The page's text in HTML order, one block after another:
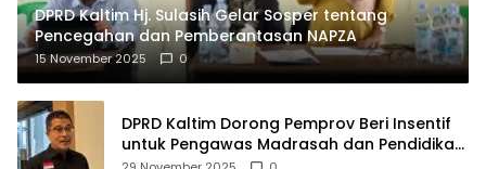
DPRD Kaltim Hj. Sulasih Gelar Sosper tentang
Pencegahan dan Pemberantasan NAPZA
15 November 2025 0
DPRD Kaltim Dorong Pemprov Beri Insentif
untuk Pengawas Madrasah dan Pendidikan
Agama